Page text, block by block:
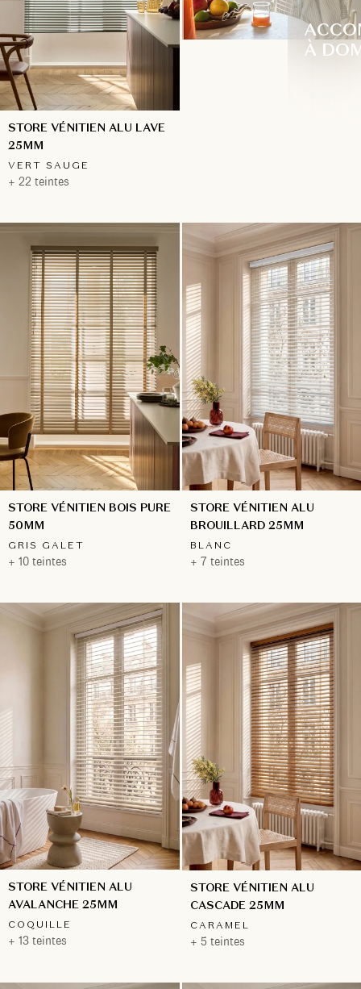
STORE VÉNITIEN ALU LAVE
25MM
VERT SAUGE
+ 22 teintes
À
STORE VÉNITIEN BOIS PURE
50MM
GRIS GALET
+ 10 teintes
STORE VÉNITIEN ALU
BROUILLARD 25MM
BLANC
+ 7 teintes
STORE VÉNITIEN ALU
AVALANCHE 25MM
COQUILLE
+ 13 teintes
STORE VÉNITIEN ALU
CASCADE 25MM
CARAMEL
+ 5 teintes